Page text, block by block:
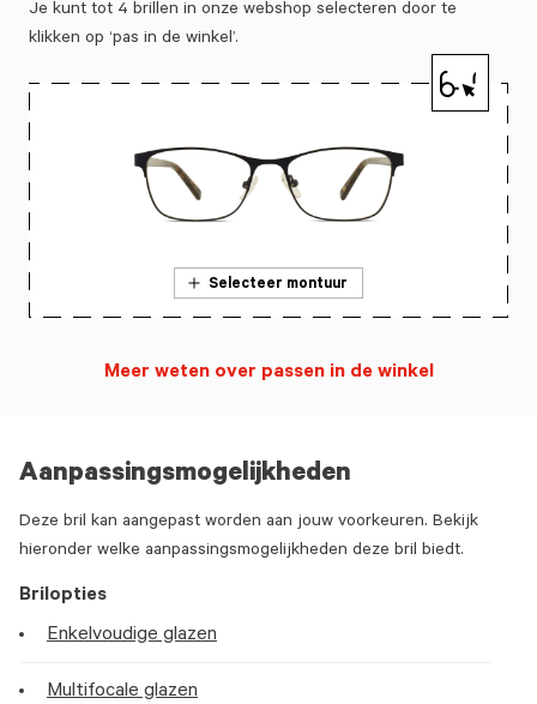
Aanpassingsmogelijkheden
Deze bril kan aangepast worden aan jouw voorkeuren. Bekijk
hieronder welke aanpassingsmogelijkheden deze bril biedt.
Brilopties
Enkelvoudige glazen
Multifocale glazen
Je kunt tot 4 brillen in onze webshop selecteren door te
klikken op ‘pas in de winkel’.
Selecteer montuur
Meer weten over passen in de winkel